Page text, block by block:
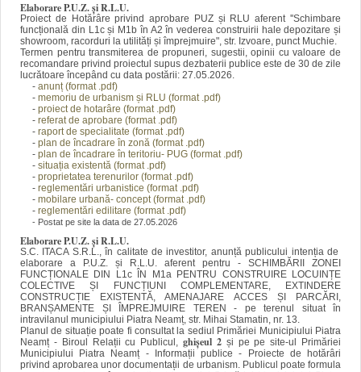
Elaborare P.U.Z. și R.L.U.
Proiect de Hotărâre privind aprobare PUZ și RLU aferent ''Schimbare
funcțională din L1c și M1b în A2 în vederea construirii hale depozitare și
showroom, racorduri la utilități și împrejmuire", str. Izvoare, punct Muchie.
Termen pentru transmiterea de propuneri, sugestii, opinii cu valoare de
recomandare privind proiectul supus dezbaterii publice este de 30 de zile
lucrătoare începând cu data postării: 27.05.2026.
- anunț (format.pdf)
- memoriu de urbanism și RLU (format .pdf)
- proiect de hotarâre (format .pdf)
- referat de aprobare (format .pdf)
- raport de specialitate (format .pdf)
- plan de încadrare în zonă (format .pdf)
- plan de încadrare în teritoriu- PUG (format .pdf)
- situația existentă (format .pdf)
- proprietatea terenurilor (format .pdf)
- reglementări urbanistice (format .pdf)
- mobilare urbană- concept (format .pdf)
- reglementări edilitare (format .pdf)
- Postat pe site la data de 27.05.2026
Elaborare P.U.Z. și R.L.U.
S.C. ITACA S.R.L., în calitate de investitor, anunță publicului intenția de
elaborare a P.U.Z. și R.L.U. aferent pentru - SCHIMBĂRII ZONEI
FUNCȚIONALE DIN L1c ÎN M1a PENTRU CONSTRUIRE LOCUINȚE
COLECTIVE ȘI FUNCȚIUNI COMPLEMENTARE, EXTINDERE
CONSTRUCȚIE EXISTENTĂ, AMENAJARE ACCES ȘI PARCĂRI,
BRANȘAMENTE ȘI ÎMPREJMUIRE TEREN - pe terenul situat în
intravilanul municipiului Piatra Neamț, str. Mihai Stamatin, nr. 13.
Planul de situație poate fi consultat la sediul Primăriei Municipiului Piatra
Neamț - Biroul Relații cu Publicul, ghișeul 2și pe pe site-ul Primăriei
Municipiului Piatra Neamț - Informații publice - Proiecte de hotărâri
privind aprobarea unor documentații de urbanism. Publicul poate formula